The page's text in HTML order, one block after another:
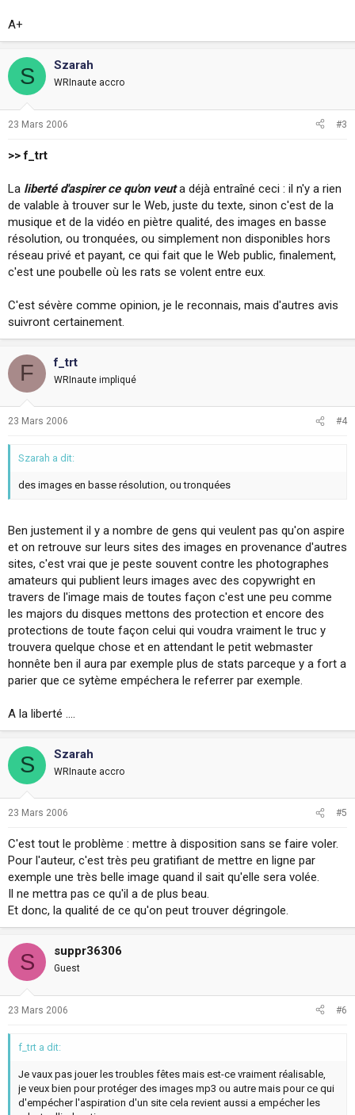
A+
S Szarah
WRInaute accro
23 Mars 2006 #3
>> f_trt
La liberté d'aspirer ce qu'on veuta déjà entraîné ceci : il n'y a rien
de valable à trouver sur le Web, juste du texte, sinon c'est de la
musique et de la vidéo en piètre qualité, des images en basse
résolution, ou tronquées, ou simplement non disponibles hors
réseau privé et payant, ce qui fait que le Web public, finalement,
c'est une poubelle où les rats se volent entre eux.
C'est sévère comme opinion, je le reconnais, mais d'autres avis
suivront certainement.
F f_trt
WRInaute impliqué
23 Mars 2006 #4
Szarah a dit:
des images en basse résolution, ou tronquées
Ben justement il y a nombre de gens qui veulent pas qu'on aspire
et on retrouve sur leurs sites des images en provenance d'autres
sites, c'est vrai que je peste souvent contre les photographes
amateurs qui publient leurs images avec des copywright en
travers de l'image mais de toutes façon c'est une peu comme
les majors du disques mettons des protection et encore des
protections de toute façon celui qui voudra vraiment le truc y
trouvera quelque chose et en attendant le petit webmaster
honnête ben il aura par exemple plus de stats parceque y a fort a
parier que ce sytème empéchera le referrer par exemple.
A la liberté ....
S Szarah
WRInaute accro
23 Mars 2006 #5
C'est tout le problème : mettre à disposition sans se faire voler.
Pour l'auteur, c'est très peu gratifiant de mettre en ligne par
exemple une très belle image quand il sait qu'elle sera volée.
Il ne mettra pas ce qu'il a de plus beau.
Et donc, la qualité de ce qu'on peut trouver dégringole.
S suppr36306
Guest
23 Mars 2006 #6
f_trt a dit:
Je vaux pas jouer les troubles fêtes mais est-ce vraiment réalisable,
je veux bien pour protéger des images mp3 ou autre mais pour ce qui
d'empécher l'aspiration d'un site cela revient aussi a empécher les